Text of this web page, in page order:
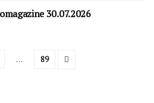
30.07.2026
… 89